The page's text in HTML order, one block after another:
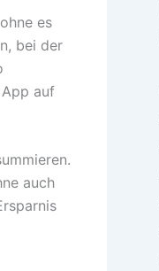
es
bei der
auf
auch